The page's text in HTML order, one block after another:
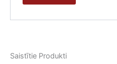
Saistītie Produkti